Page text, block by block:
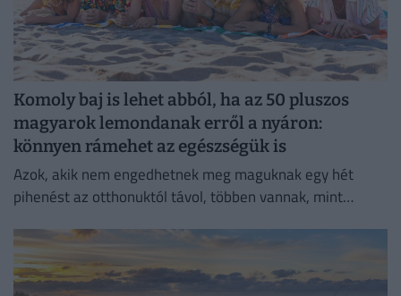
Komoly baj is lehet abból, ha az 50 pluszos
magyarok lemondanak erről a nyáron:
könnyen rámehet az egészségük is
Azok, akik nem engedhetnek meg maguknak egy hét
pihenést az otthonuktól távol, többen vannak, mint